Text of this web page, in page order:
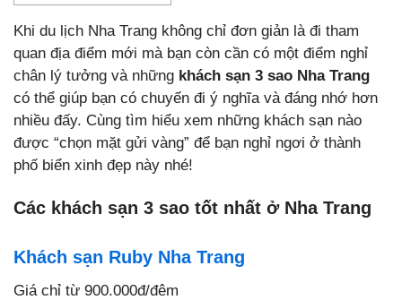
Khi du lịch Nha Trang không chỉ đơn giản là đi tham
quan địa điểm mới mà bạn còn cần có một điểm nghỉ
chân lý tưởng và những khách sạn 3 sao Nha Trang
có thể giúp bạn có chuyến đi ý nghĩa và đáng nhớ hơn
nhiều đấy. Cùng tìm hiểu xem những khách sạn nào
được “chọn mặt gửi vàng” để bạn nghỉ ngơi ở thành
phố biển xinh đẹp này nhé!
Các khách sạn 3 sao tốt nhất ở Nha Trang
Khách sạn Ruby Nha Trang
Giá chỉ từ 900.000đ/đêm